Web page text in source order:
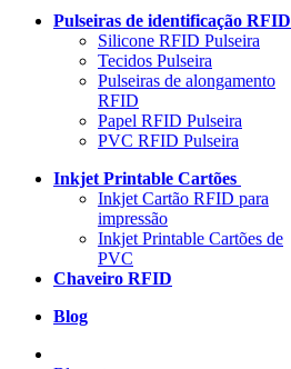
Pulseiras de identificação RFID
Silicone RFID Pulseira
Tecidos Pulseira
Pulseiras de alongamento
RFID
Papel RFID Pulseira
PVC RFID Pulseira
Inkjet Printable Cartões
Inkjet Cartão RFID para
impressão
Inkjet Printable Cartões de
PVC
Chaveiro RFID
Blog